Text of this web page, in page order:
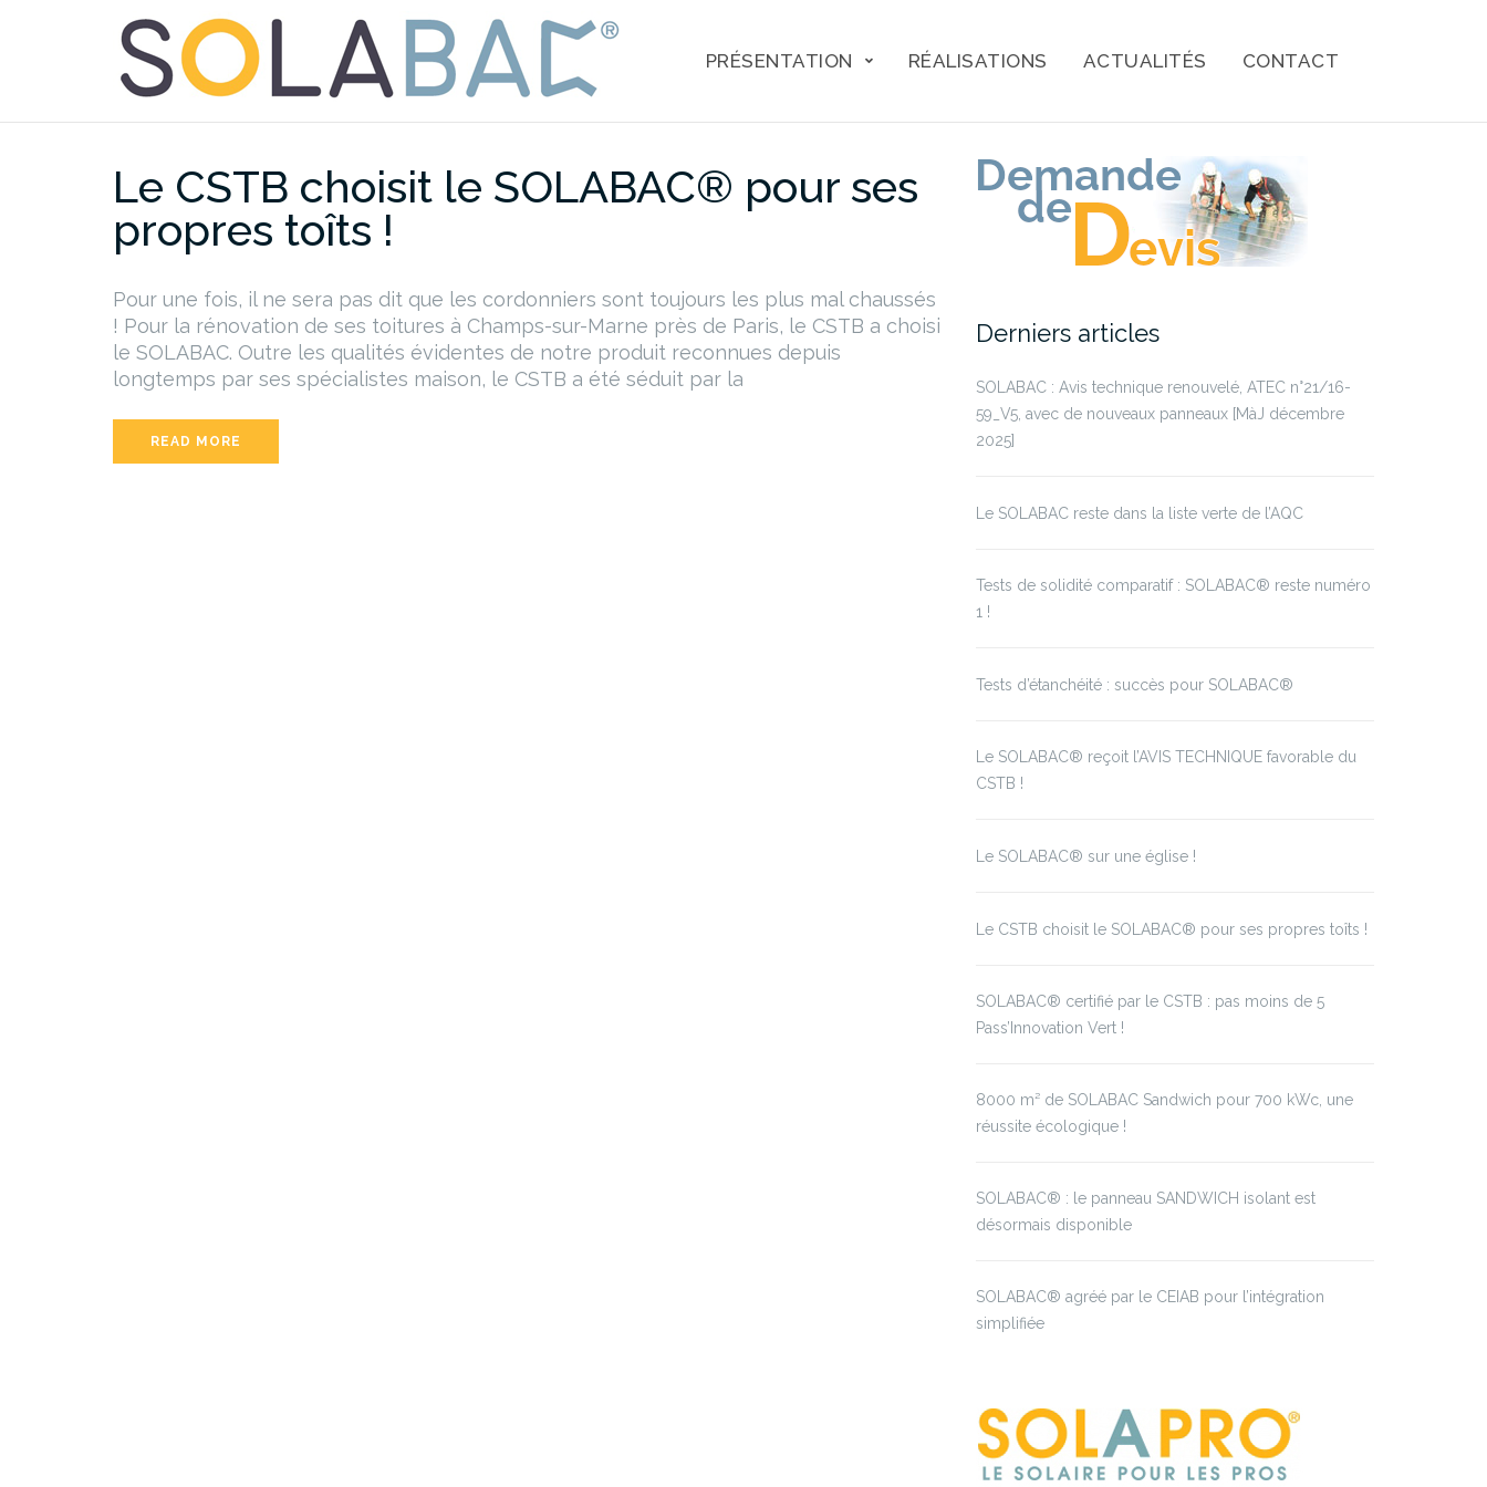
PRÉSENTATION RÉALISATIONS ACTUALITÉS CONTACT
Le CSTB choisit le SOLABAC® pour ses
propres toîts !
Pour une fois, il ne sera pas dit que les cordonniers sont toujours les plus mal chaussés
! Pour la rénovation de ses toitures à Champs-sur-Marne près de Paris, le CSTB a choisi
le SOLABAC. Outre les qualités évidentes de notre produit reconnues depuis
longtemps par ses spécialistes maison, le CSTB a été séduit par la
READ MORE
Derniers articles
SOLABAC : Avis technique renouvelé, ATEC n°21/16-
59_V5, avec de nouveaux panneaux [MàJ décembre
2025]
Le SOLABAC reste dans la liste verte de l’AQC
Tests de solidité comparatif : SOLABAC® reste numéro
1 !
Tests d’étanchéité : succès pour SOLABAC®
Le SOLABAC® reçoit l’AVIS TECHNIQUE favorable du
CSTB !
Le SOLABAC® sur une église !
Le CSTB choisit le SOLABAC® pour ses propres toîts !
SOLABAC® certifié par le CSTB : pas moins de 5
Pass’Innovation Vert !
8000 m² de SOLABAC Sandwich pour 700 kWc, une
réussite écologique !
SOLABAC® : le panneau SANDWICH isolant est
désormais disponible
SOLABAC® agréé par le CEIAB pour l’intégration
simplifiée